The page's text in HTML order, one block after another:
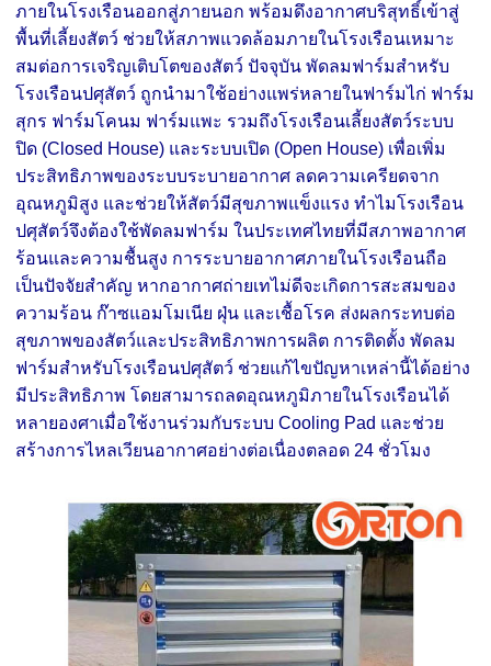
ภายในโรงเรือนออกสู่ภายนอก พร้อมดึงอากาศบริสุทธิ์เข้าสู่
พื้นที่เลี้ยงสัตว์ ช่วยให้สภาพแวดล้อมภายในโรงเรือนเหมาะ
สมต่อการเจริญเติบโตของสัตว์ ปัจจุบัน พัดลมฟาร์มสำหรับ
โรงเรือนปศุสัตว์ ถูกนำมาใช้อย่างแพร่หลายในฟาร์มไก่ ฟาร์ม
สุกร ฟาร์มโคนม ฟาร์มแพะ รวมถึงโรงเรือนเลี้ยงสัตว์ระบบ
ปิด (Closed House) และระบบเปิด (Open House) เพื่อเพิ่ม
ประสิทธิภาพของระบบระบายอากาศ ลดความเครียดจาก
อุณหภูมิสูง และช่วยให้สัตว์มีสุขภาพแข็งแรง ทำไมโรงเรือน
ปศุสัตว์จึงต้องใช้พัดลมฟาร์ม ในประเทศไทยที่มีสภาพอากาศ
ร้อนและความชื้นสูง การระบายอากาศภายในโรงเรือนถือ
เป็นปัจจัยสำคัญ หากอากาศถ่ายเทไม่ดีจะเกิดการสะสมของ
ความร้อน ก๊าซแอมโมเนีย ฝุ่น และเชื้อโรค ส่งผลกระทบต่อ
สุขภาพของสัตว์และประสิทธิภาพการผลิต การติดตั้ง พัดลม
ฟาร์มสำหรับโรงเรือนปศุสัตว์ ช่วยแก้ไขปัญหาเหล่านี้ได้อย่าง
มีประสิทธิภาพ โดยสามารถลดอุณหภูมิภายในโรงเรือนได้
หลายองศาเมื่อใช้งานร่วมกับระบบ Cooling Pad และช่วย
สร้างการไหลเวียนอากาศอย่างต่อเนื่องตลอด 24 ชั่วโมง